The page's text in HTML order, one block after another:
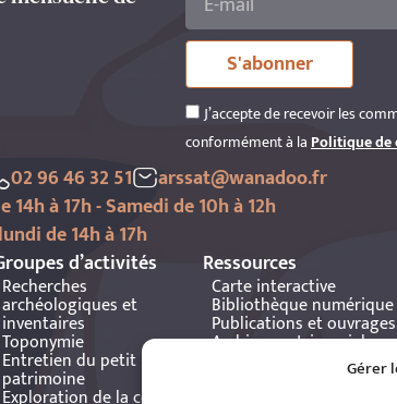
Gérer
J’accepte de recevoir les
conformément à laPolitique
S'abonner
02 96 46 32 51
arssat@wanadoo.fr
à 17h - Samedi de 10h à 12h
de 14h à 17h
d’activités
Recherches
archéologiques et
inventaires
Toponymie
Entretien du petit
patrimoine
Exploration de la côte et
Ressources
Carte interactive
Bibliothèque numérique
Publications et ouvrages
Archives patrimoniales